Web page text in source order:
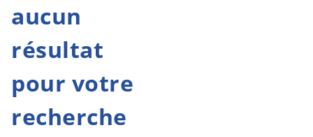
aucun
résultat
pour votre
recherche